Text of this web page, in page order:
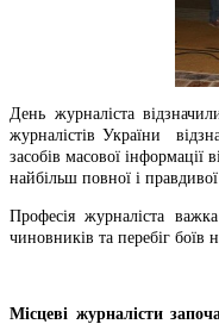
День журналіста
журналістів України
засобів масової
найбільш повної і правдивої
Професія журналіста
чиновників та перебіг боїв
Місцеві журналісти